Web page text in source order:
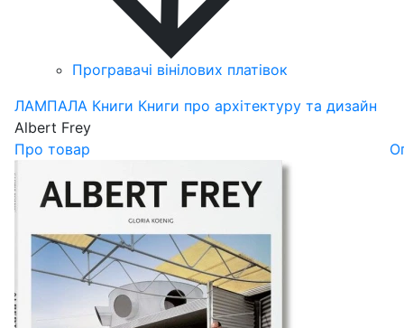
Програвачі вінілових платівок
ЛАМПАЛА Книги Книги про архітектуру та дизайн
Albert Frey
Про товар